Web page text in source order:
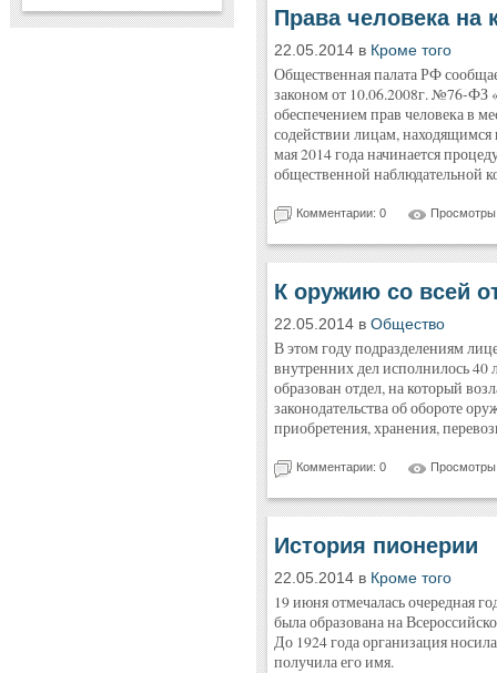
Права человека на
22.05.2014 в Кроме того
Общественная палата РФ
законом от 10.06.2008г. №76-ФЗ
обеспечением прав человека в
содействии лицам, находящимся
мая 2014 года начинается
общественной наблюдательной
Комментарии: 0
К оружию со всей
22.05.2014 в Общество
В этом году подразделениям
внутренних дел исполнилось
образован отдел, на который
законодательства об обороте
приобретения, хранения,
Комментарии: 0
История пионерии
22.05.2014 в Кроме того
19 июня отмечалась очередная
была образована на
До 1924 года организация
получила его имя.